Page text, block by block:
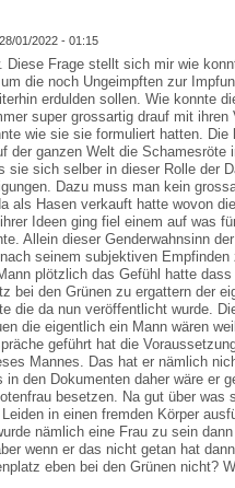
01/2022 - 01:15
Diese Frage stellt sich mir wie
um die noch Ungeimpften zur
erdulden sollen. Wie konnte
super grossartig drauf mit
wie sie sie formuliert hatten.
der ganzen Welt die
sie sich selber in dieser Rolle der
Dazu muss man kein
als Hasen verkauft hatte wovon
Ideen ging fiel einem auf was
Allein dieser Genderwahnsinn
seinem subjektiven
plötzlich das Gefühl hatte
bei den Grünen zu ergattern der
die da nun veröffentlicht wurde.
die eigentlich ein Mann wären
geführt hat die
Mannes. Das hat er nämlich
in den Dokumenten daher wäre er
besetzen. Na gut über was
in einen fremden Körper
nämlich eine Frau zu sein
wenn er das nicht getan hat
eben bei den Grünen nicht?